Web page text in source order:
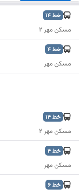
خط14
مسکن مهر 2
خط4
مسکن مهر
خط14
مسکن مهر 2
خط4
مسکن مهر
خط6